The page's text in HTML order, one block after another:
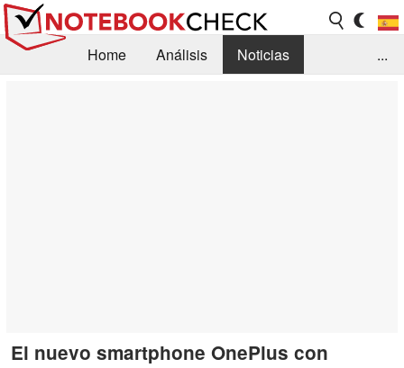
Home Análisis
Noticias
...
El nuevo smartphone OnePlus con